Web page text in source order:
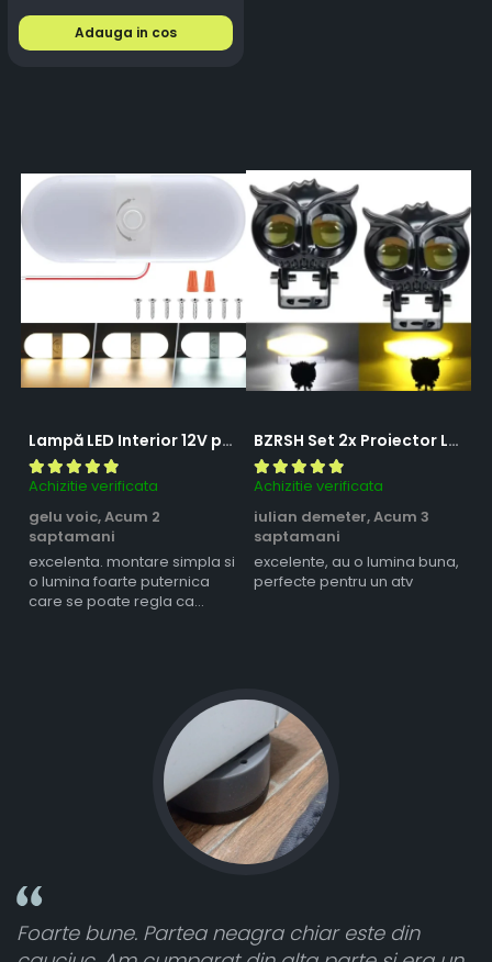
Adauga in cos
Lampă LED Interior 12V pentru Dubă, Camper și Rulotă - 180LED, 33 cm, 3 Temperaturii de Culoare, Intensitate Reglabilă, Iluminare Compartiment Marfă
Achizitie verificata
gelu voic,Acum 2
saptamani
excelenta. montare simpla si
o lumina foarte puternica
care se poate regla ca
BZRSH Set 2x Proiector LED Bufnita 50W Lupa 2 Faze Alb-Galben 12-24V Moto ATV
Achizitie verificata
iulian demeter,Acum 3
saptamani
excelente, au o lumina buna,
perfecte pentru un atv
din
Toate sunt foarte luminoase și